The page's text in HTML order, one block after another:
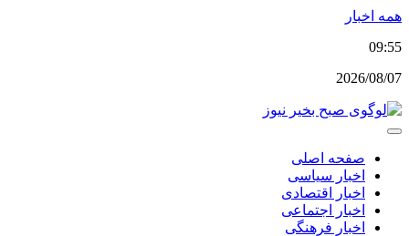
پرش
محتوا
همه اخبار
09:55
2026/08/07
صفحه اصلی
اخبار سیاسی
اخبار اقتصادی
اخبار اجتماعی
اخبار فرهنگی